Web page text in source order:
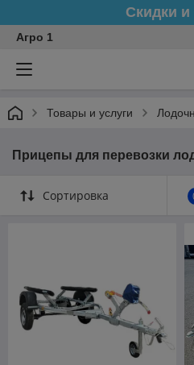
Скидки и
Агро 1
Товары и услуги
Прицепы для перевозки
Сортировка